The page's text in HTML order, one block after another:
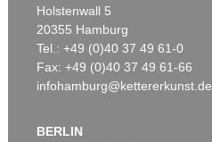
Holstenwall 5
20355 Hamburg
Tel.: +49 (0)40 37 49 61-0
Fax: +49 (0)40 37 49 61-66
infohamburg@kettererkunst.de
BERLIN